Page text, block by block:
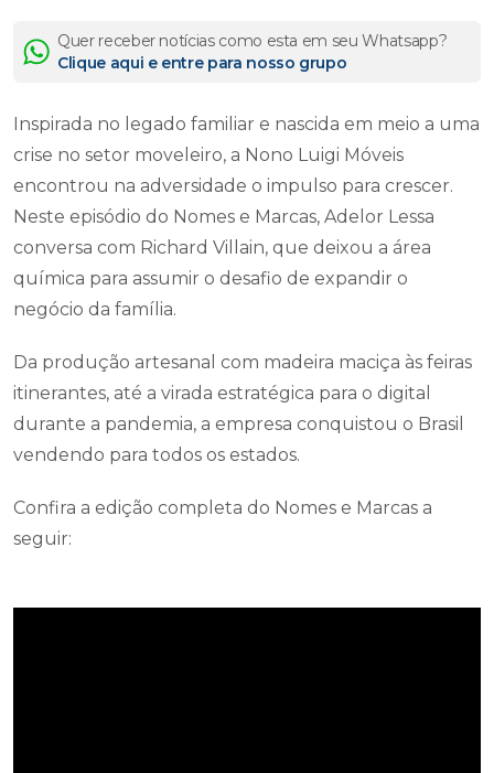
Quer receber notícias como esta em seu Whatsapp?
Clique aqui e entre para nosso grupo
Inspirada no legado familiar e nascida em meio a uma
crise no setor moveleiro, a Nono Luigi Móveis
encontrou na adversidade o impulso para crescer.
Neste episódio do Nomes e Marcas, Adelor Lessa
conversa com Richard Villain, que deixou a área
química para assumir o desafio de expandir o
negócio da família.
Da produção artesanal com madeira maciça às feiras
itinerantes, até a virada estratégica para o digital
durante a pandemia, a empresa conquistou o Brasil
vendendo para todos os estados.
Confira a edição completa do Nomes e Marcas a
seguir: